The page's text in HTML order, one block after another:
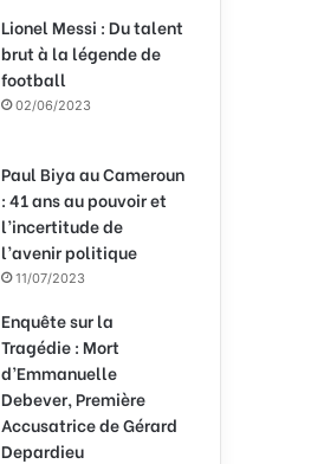
Lionel Messi : Du talent
brut à la légende de
football
02/06/2023
Paul Biya au Cameroun
: 41 ans au pouvoir et
l’incertitude de
l’avenir politique
11/07/2023
Enquête sur la
Tragédie : Mort
d’Emmanuelle
Debever, Première
Accusatrice de Gérard
Depardieu